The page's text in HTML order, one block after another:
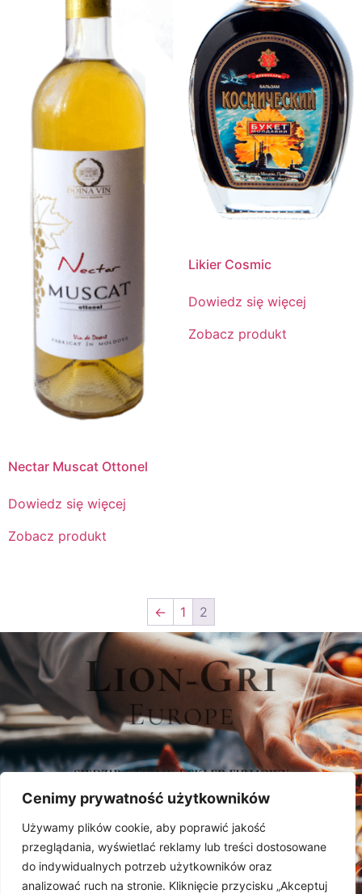
Cenimy prywatność użytkowników
Używamy plików cookie, aby poprawić jakość
przeglądania, wyświetlać reklamy lub treści dostosowane
do indywidualnych potrzeb użytkowników oraz
analizować ruch na stronie. Kliknięcie przycisku „Akceptuj
Nectar Muscat Ottonel
Dowiedz się więcej
Zobacz produkt
Likier Cosmic
Dowiedz się więcej
Zobacz produkt
← 1 2
siedziba firmy i sklep firmowy
LION-GRI EUROPE SP. Z O.O.
UL. GROCHOWSKA 78
04-301 WARSZAWA
TEL./FAX:(22) 612 33 26
GODZINY OTWARCIA: